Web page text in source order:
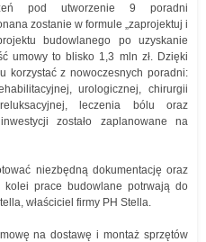
pod utworzenie 9 poradni
zostanie w formule „zaprojektuj i
budowlanego po uzyskanie
umowy to blisko 1,3 mln zł. Dzięki
korzystać z nowoczesnych poradni:
urologicznej, chirurgii
leczenia bólu oraz
zostało zaplanowane na
niezbędną dokumentację oraz
prace budowlane potrwają do
właściciel firmy PH Stella.
na dostawę i montaż sprzętów